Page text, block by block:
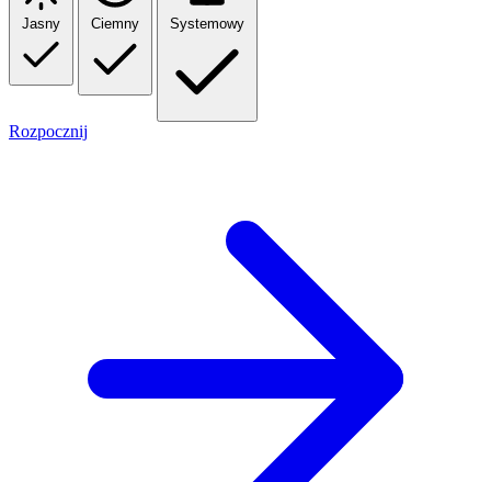
Jasny Ciemny Systemowy
Rozpocznij